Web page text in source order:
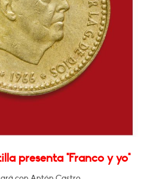
presenta "Franco y yo"